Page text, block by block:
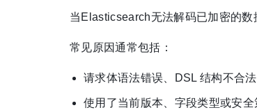
当Elasticsearch无法解码已加密的
常见原因通常包括：
请求体语法错误、DSL 结构不合
使用了当前版本、字段类型或安